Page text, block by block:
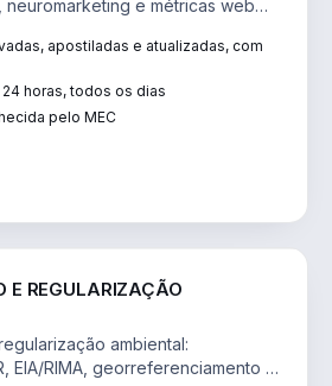
e métricas web
apostiladas e atualizadas, com
horas, todos os dias
pelo MEC
E REGULARIZAÇÃO
ambiental:
EIA/RIMA, georreferenciamento e